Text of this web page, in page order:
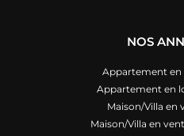
NOS
Appartement en
Appartement en
Maison/Villa en
Maison/Villa en